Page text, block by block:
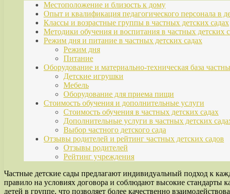
Местоположение и близость к дому
Опыт и квалификация педагогического персонала в
Классы и возрастные группы в частных детских садах
Методики обучения и воспитания в частных детских
Режим дня и питание в частных детских садах
Режим дня
Питание
Оборудование и материально-техническая база
Детские игрушки
Мебель
Оборудование для приема пищи
Стоимость обучения и дополнительные услуги
Стоимость обучения в частных детских садах
Дополнительные услуги в частных детских
Выбор частного детского сада
Отзывы родителей и рейтинг частных детских садов
Отзывы родителей
Рейтинг учреждения
Частные детские сады предлагают индивидуальный подход к
правило на условиях договора и соблюдают высокие стандарты
детей в группе, что позволяет более качественно